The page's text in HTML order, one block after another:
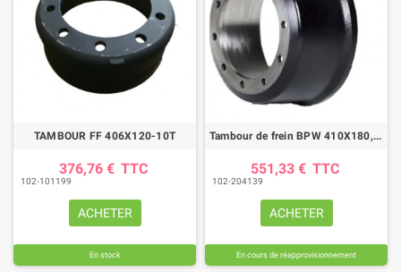
TAMBOUR FF 406X120-10T
376,76 € TTC
102-101199
ACHETER
En stock
Tambour de frein BPW 410X180, réf 03.106.91.07.0
551,33 € TTC
102-204139
ACHETER
En cours de réapprovisionnement